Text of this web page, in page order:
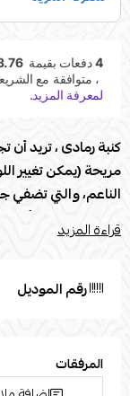
كنبة رمادى ، تريد
مريحة (يمكن تغيير
الناعم، والتي تضفي
الكنبة لعدد من
التي تحب استضافة
هذه الكنبة
مواصفات كنبة :
العلامة التجارية: Modern Touch
قراءة المزيد
رقم الموديل
المرفقات